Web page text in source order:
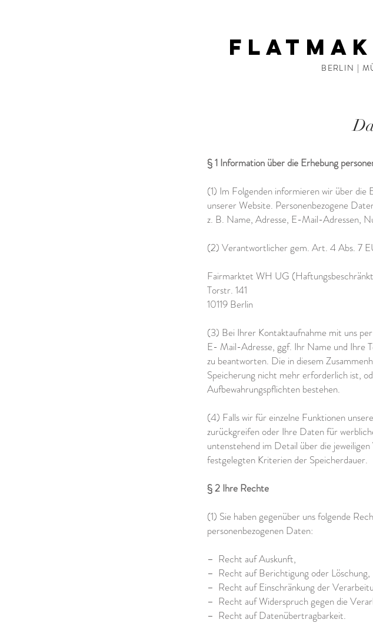
BERLIN |
§ 1 Information über die Erhebung
(1) Im Folgenden informieren wir über die
unserer Website. Personenbezogene
z. B. Name, Adresse, E-Mail-Adressen,
(2) Verantwortlicher gem. Art. 4 Abs. 7
Fairmarktet WH UG
Torstr. 141
10119 Berlin
(3) Bei Ihrer Kontaktaufnahme mit uns
E- Mail-Adresse, ggf. Ihr Name und Ihre
zu beantworten. Die in diesem
Speicherung nicht mehr erforderlich ist,
Aufbewahrungspflichten bestehen.
(4) Falls wir für einzelne Funktionen
zurückgreifen oder Ihre Daten für
untenstehend im Detail über die
festgelegten Kriterien der Speicherdauer.
§ 2 Ihre Rechte
(1) Sie haben gegenüber uns folgende
personenbezogenen Daten:
– Recht auf Auskunft,
– Recht auf Berichtigung oder Löschung,
– Recht auf Einschränkung der
– Recht auf Widerspruch gegen die
– Recht auf Datenübertragbarkeit.